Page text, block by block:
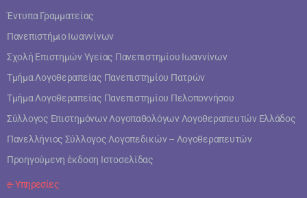
Έντυπα Γραμματείας
Πανεπιστήμιο Ιωαννίνων
Σχολή Επιστημών Υγείας Πανεπιστημίου Ιωαννίνων
Τμήμα Λογοθεραπείας Πανεπιστημίου Πατρών
Τμήμα Λογοθεραπείας Πανεπιστημίου Πελοποννήσου
Σύλλογος Επιστημόνων Λογοπαθολόγων Λογοθεραπευτών Ελλάδος
Πανελλήνιος Σύλλογος Λογοπεδικών – Λογοθεραπευτών
Προηγούμενη έκδοση Ιστοσελίδας
e- Υπηρεσίες